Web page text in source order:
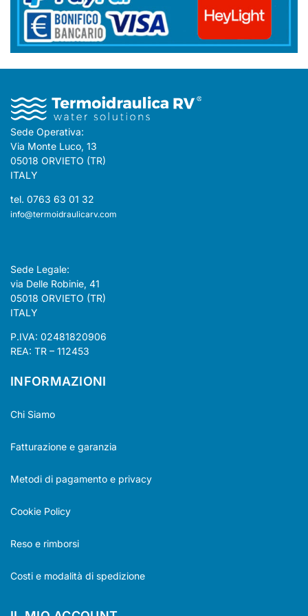
Sede Operativa:
Via Monte Luco, 13
05018 ORVIETO (TR)
ITALY
tel. 0763 63 01 32
info@termoidraulicarv.com
Sede Legale:
via Delle Robinie, 41
05018 ORVIETO (TR)
ITALY
P.IVA: 02481820906
REA: TR – 112453
INFORMAZIONI
Chi Siamo
Fatturazione e garanzia
Metodi di pagamento e privacy
Cookie Policy
Reso e rimborsi
Costi e modalità di spedizione